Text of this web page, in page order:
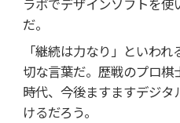
だ。
「継続は力なり」といわ
切な言葉だ。歴戦のプロ
時代、今後ますますデジ
けるだろう。